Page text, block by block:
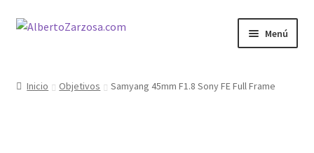
Ir
Ir
Menú
Inicio Objetivos Samyang 45mm F1.8 Sony FE Full Frame